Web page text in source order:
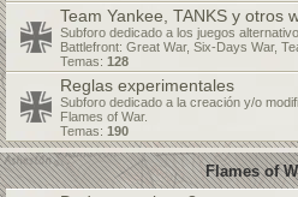
Team Yankee, TANKS y otros
Subforo dedicado a los juegos
Battlefront: Great War, Six-Days War,
Temas: 128
Reglas experimentales
Subforo dedicado a la creación y/o
Flames of War.
Temas: 190
Flames of